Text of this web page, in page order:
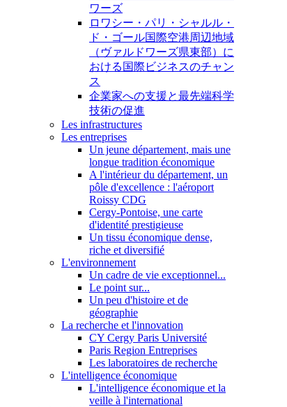
ワーズ
ロワシー・パリ・シャルル・
ド・ゴール国際空港周辺地域
（ヴァルドワーズ県東部）に
おける国際ビジネスのチャン
ス
企業家への支援と最先端科学
技術の促進
Les infrastructures
Les entreprises
Un jeune département, mais une
longue tradition économique
A l'intérieur du département, un
pôle d'excellence : l'aéroport
Roissy CDG
Cergy-Pontoise, une carte
d'identité prestigieuse
Un tissu économique dense,
riche et diversifié
L'environnement
Un cadre de vie exceptionnel...
Le point sur...
Un peu d'histoire et de
géographie
La recherche et l'innovation
CY Cergy Paris Université
Paris Region Entreprises
Les laboratoires de recherche
L'intelligence économique
L'intelligence économique et la
veille à l'international